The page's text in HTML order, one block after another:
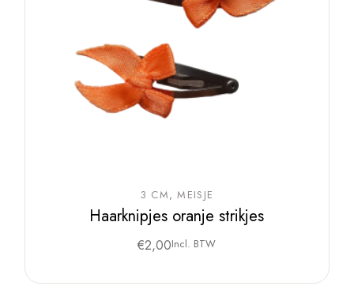
3 CM MEISJE
Haarknipjes oranje strikjes
€2,00Incl. BTW